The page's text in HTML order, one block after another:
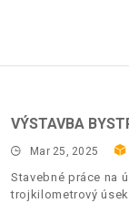
VÝSTAVBA
Mar 25, 2025
Stavebné práce na
trojkilometrový